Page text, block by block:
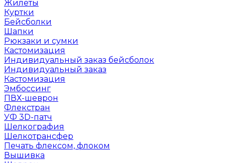
Жилеты
Куртки
Бейсболки
Шапки
Рюкзаки и сумки
Кастомизация
Индивидуальный заказ бейсболок
Индивидуальный заказ
Кастомизация
Эмбоссинг
ПВХ-шеврон
Флекстран
УФ 3D-патч
Шелкография
Шелкотрансфер
Печать флексом, флоком
Вышивка